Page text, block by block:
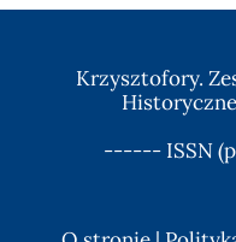
Krzysztofory.
------ ISSN